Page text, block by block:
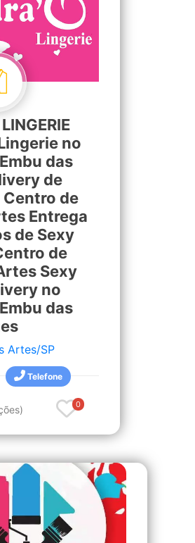
no
das
de
de
Entrega
de Sexy
de
Sexy
no
das
Artes/SP
Telefone
0